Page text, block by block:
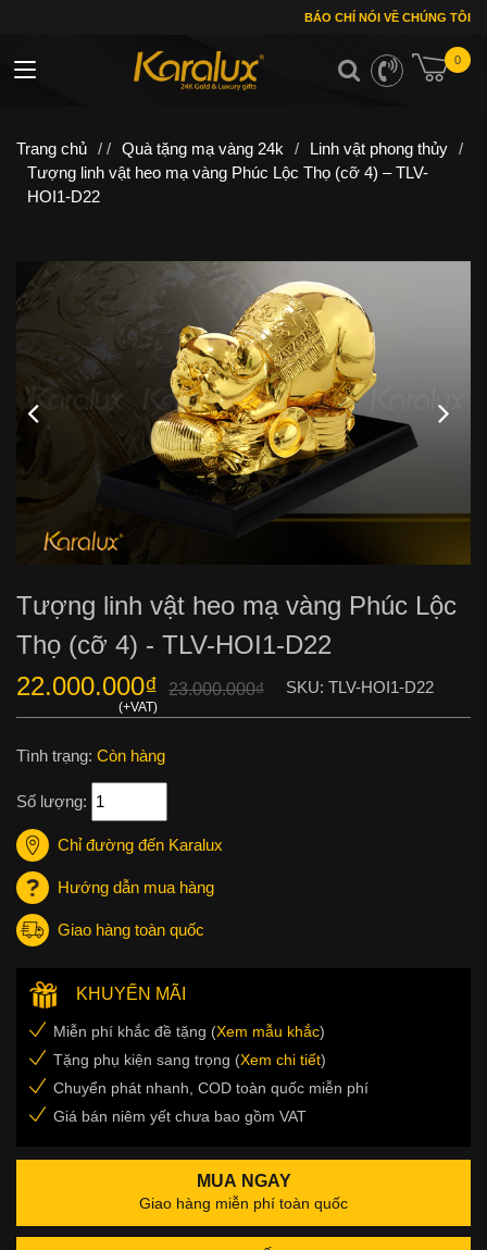
BÁO CHÍ NÓI VỀ CHÚNG TÔI
0
Toggle navigation
Trang chủ / / Quà tặng mạ vàng 24k / Linh vật phong thủy /
Tượng linh vật heo mạ vàng Phúc Lộc Thọ (cỡ 4) – TLV-
HOI1-D22
Tượng linh vật heo mạ vàng Phúc Lộc
Thọ (cỡ 4) - TLV-HOI1-D22
23.000.000₫
22.000.000₫ SKU: TLV-HOI1-D22
Tình trạng: Còn hàng
Số lượng:
Chỉ đường đến Karalux
Hướng dẫn mua hàng
Giao hàng toàn quốc
KHUYẾN MÃI
Miễn phí khắc đề tặng (Xem mẫu khắc)
Tặng phụ kiện sang trọng (Xem chi tiết)
Chuyển phát nhanh, COD toàn quốc miễn phí
Giá bán niêm yết chưa bao gồm VAT
MUA NGAY
Giao hàng miễn phí toàn quốc